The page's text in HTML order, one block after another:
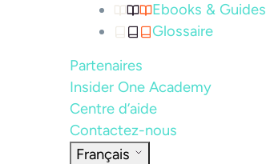
Ebooks & Guides
Glossaire
Partenaires
Insider One Academy
Centre d’aide
Contactez-nous
Français